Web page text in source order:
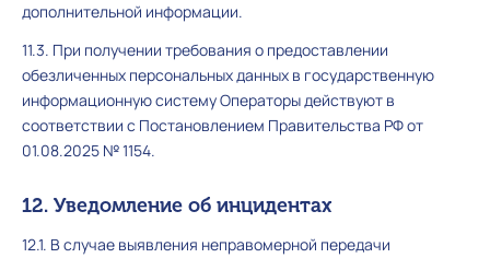
дополнительной информации.
11.3. При получении требования о предоставлении
обезличенных персональных данных в государственную
информационную систему Операторы действуют в
соответствии с Постановлением Правительства РФ от
01.08.2025 № 1154.
12. Уведомление об инцидентах
12.1. В случае выявления неправомерной передачи